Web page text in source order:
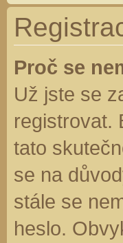
Proč se
Už jste se
registrovat.
tato
se na
stále se
heslo.